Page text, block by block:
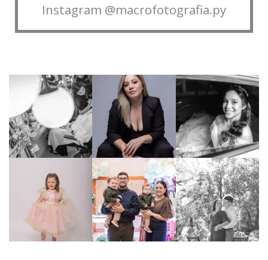
Instagram @macrofotografia.py